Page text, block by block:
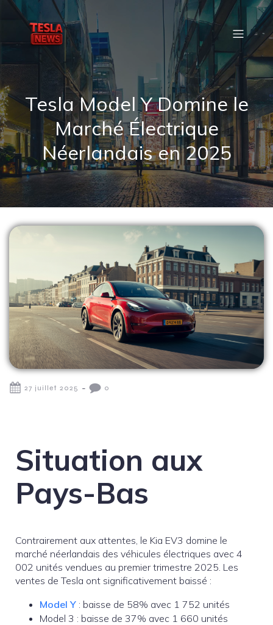
Tesla Model Y Domine le
Marché Électrique
Néerlandais en 2025
27 juillet 2025 - 0
Situation aux
Pays-Bas
Contrairement aux attentes, le Kia EV3 domine le
marché néerlandais des véhicules électriques avec 4
002 unités vendues au premier trimestre 2025. Les
ventes de Tesla ont significativement baissé :
Model Y : baisse de 58% avec 1 752 unités
Model 3 : baisse de 37% avec 1 660 unités